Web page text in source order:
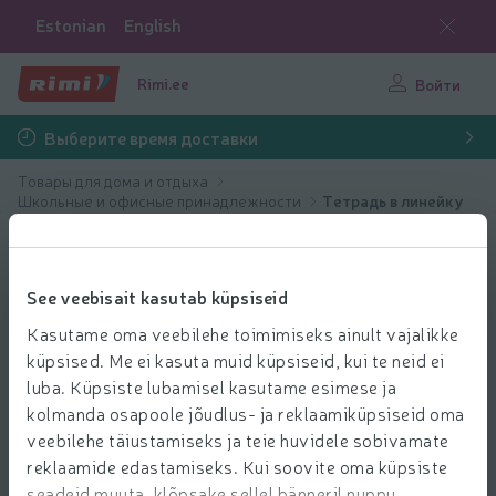
See veebisait kasutab küpsiseid
Kasutame oma veebilehe toimimiseks ainult vajalikke
küpsised. Me ei kasuta muid küpsiseid, kui te neid ei
luba. Küpsiste lubamisel kasutame esimese ja
kolmanda osapoole jõudlus- ja reklaamiküpsiseid oma
veebilehe täiustamiseks ja teie huvidele sobivamate
reklaamide edastamiseks. Kui soovite oma küpsiste
Estonian English
Rimi.ee Войти
Выберите время доставки
Товары для дома и отдыха
Школьные и офисные принадлежности
Тетрадь в линейку